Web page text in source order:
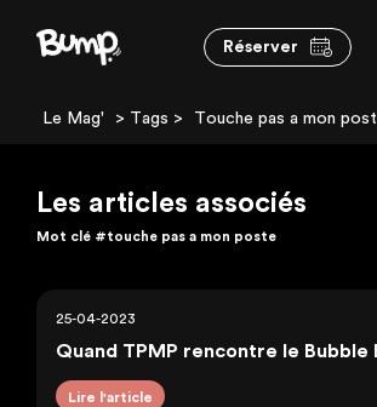
Réserver
Le Mag' > Tags > Touche pas a mon
Les articles associés
Mot clé #touche pas a mon poste
25-04-2023
Quand TPMP rencontre le Bubble
Lire l'article